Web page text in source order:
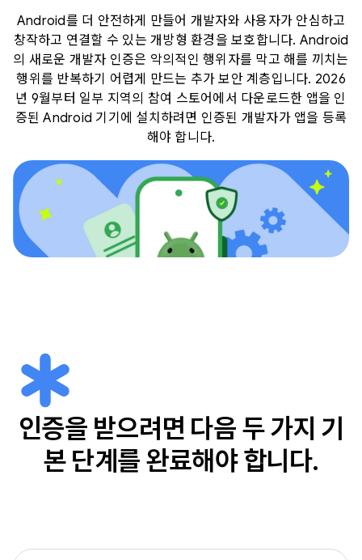
Android를 더 안전하게 만들어 개발자와 사용자가 안심하고
창작하고 연결할 수 있는 개방형 환경을 보호합니다. Android
의 새로운 개발자 인증은 악의적인 행위자를 막고 해를 끼치는
행위를 반복하기 어렵게 만드는 추가 보안 계층입니다. 2026
년 9월부터 일부 지역의 참여 스토어에서 다운로드한 앱을 인
증된 Android 기기에 설치하려면 인증된 개발자가 앱을 등록
해야 합니다.
인증을 받으려면 다음 두 가지 기
본 단계를 완료해야 합니다.